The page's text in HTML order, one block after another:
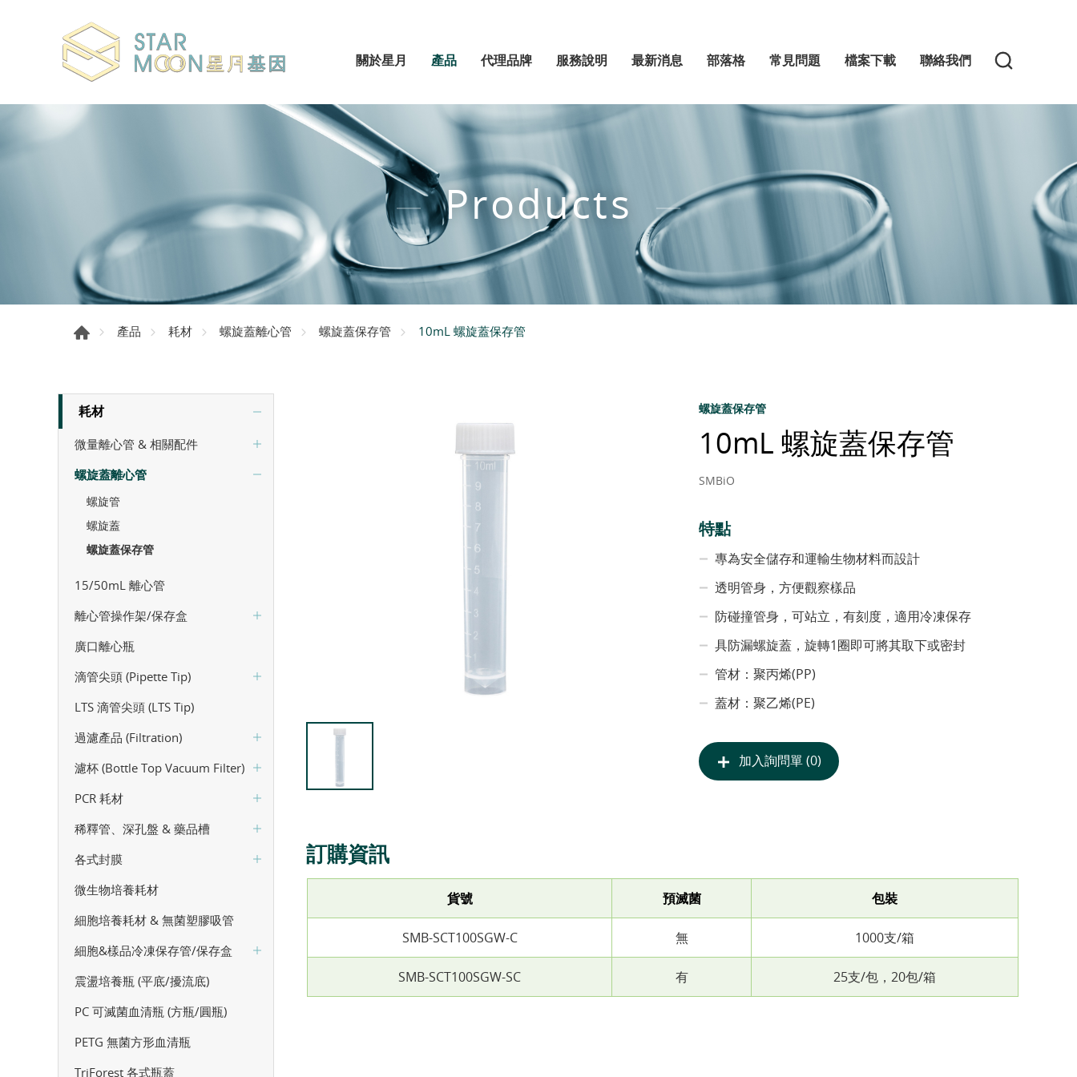
關於星月 產品 代理品牌 服務說明 最新消息 部落格 常見問題 檔案下載 聯絡我們
Products
產品 耗材 螺旋蓋離心管 螺旋蓋保存管 10mL 螺旋蓋保存管
耗材
微量離心管 & 相關配件
螺旋蓋離心管
螺旋管
螺旋蓋
螺旋蓋保存管
15/50mL 離心管
離心管操作架/保存盒
廣口離心瓶
滴管尖頭 (Pipette Tip)
LTS 滴管尖頭 (LTS Tip)
過濾產品 (Filtration)
濾杯 (Bottle Top Vacuum Filter)
PCR 耗材
稀釋管、深孔盤 & 藥品槽
各式封膜
微生物培養耗材
細胞培養耗材 & 無菌塑膠吸管
細胞&樣品冷凍保存管/保存盒
震盪培養瓶 (平底/擾流底)
PC 可滅菌血清瓶 (方瓶/圓瓶)
PETG 無菌方形血清瓶
TriForest 各式瓶蓋
螺旋蓋保存管
10mL 螺旋蓋保存管
SMBiO
特點
專為安全儲存和運輸生物材料而設計
透明管身，方便觀察樣品
防碰撞管身，可站立，有刻度，適用冷凍保存
具防漏螺旋蓋，旋轉1圈即可將其取下或密封
管材：聚丙烯(PP)
蓋材：聚乙烯(PE)
加入詢問單 (0)
訂購資訊
貨號 預滅菌 包裝
SMB-SCT100SGW-C 無 1000支/箱
SMB-SCT100SGW-SC 有 25支/包，20包/箱